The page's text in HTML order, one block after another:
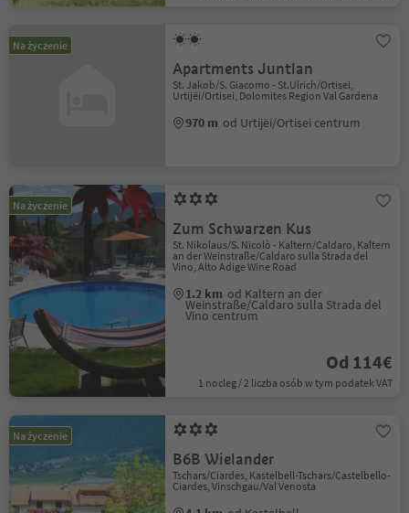
Na życzenie
Apartments Juntlan
St. Jakob/S. Giacomo - St.Ulrich/Ortisei,
Urtijëi/Ortisei, Dolomites Region Val Gardena
970 m od Urtijëi/Ortisei centrum
Na życzenie
Zum Schwarzen Kus
St. Nikolaus/S. Nicolò - Kaltern/Caldaro, Kaltern
an der Weinstraße/Caldaro sulla Strada del
Vino, Alto Adige Wine Road
1.2 km od Kaltern an der
Weinstraße/Caldaro sulla Strada del
Vino centrum
Od 114€
1 nocleg / 2 liczba osób w tym podatek VAT
Na życzenie
B6B Wielander
Tschars/Ciardes, Kastelbell-Tschars/Castelbello-
Ciardes, Vinschgau/Val Venosta